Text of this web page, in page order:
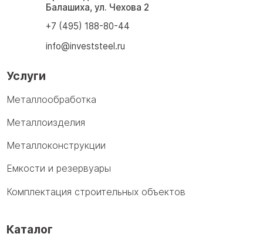
Балашиха, ул. Чехова 2
+7 (495) 188-80-44
info@investsteel.ru
Услуги
Металлообработка
Металлоизделия
Металлоконструкции
Емкости и резервуары
Комплектация строительных объектов
Каталог